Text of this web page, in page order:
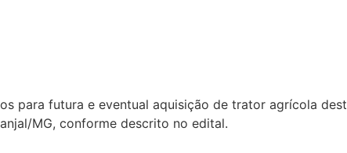
para futura e eventual aquisição de trator agrícola
MG, conforme descrito no edital.